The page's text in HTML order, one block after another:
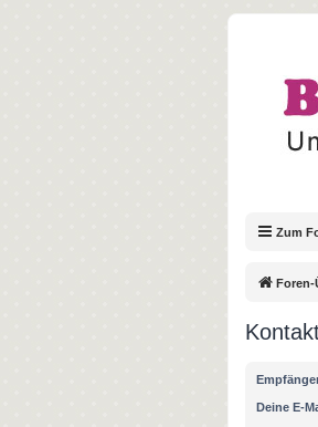
Zum
Foren-
Deine E-